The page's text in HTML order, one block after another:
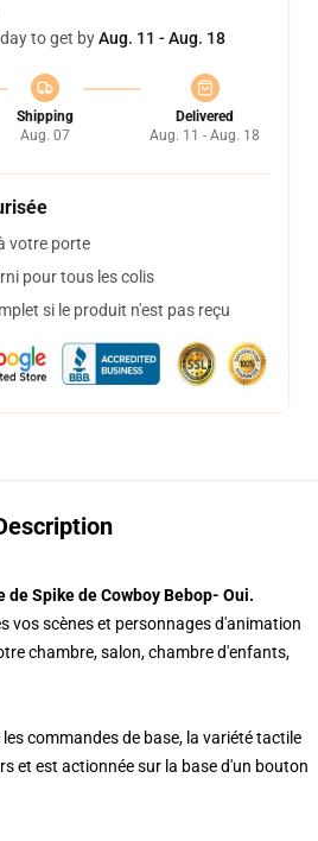
to get byAug. 11 - Aug. 18
Shipping
Aug. 07
Delivered
Aug. 11 - Aug. 18
votre porte
pour tous les colis
si le produit n'est pas reçu
Spike de Cowboy Bebop- Oui.
vos scènes et personnages d'animation
chambre, salon, chambre d'enfants,
commandes de base, la variété tactile
et est actionnée sur la base d'un bouton